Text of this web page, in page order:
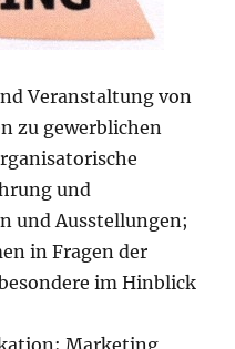
Veranstaltung von
zu gewerblichen
und
und Ausstellungen;
in Fragen der
im Hinblick
Marketing,